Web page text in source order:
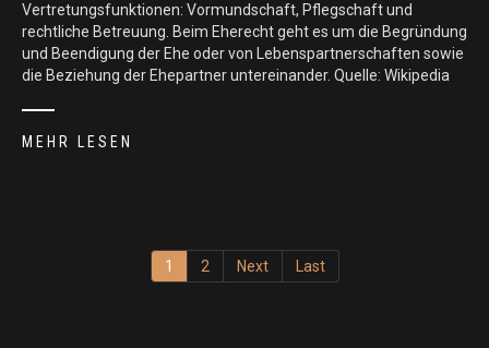
Vertretungsfunktionen: Vormundschaft, Pflegschaft und
rechtliche Betreuung. Beim Eherecht geht es um die Begründung
und Beendigung der Ehe oder von Lebenspartnerschaften sowie
die Beziehung der Ehepartner untereinander. Quelle: Wikipedia
MEHR LESEN
1 2 Next Last